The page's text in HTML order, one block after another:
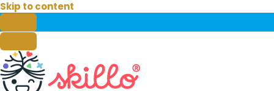
Skip to content